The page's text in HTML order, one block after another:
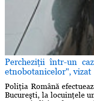
Percheziţii într-un
etnobotanicelor", vizat
Poliţia Română
Bucureşti, la locuinţele